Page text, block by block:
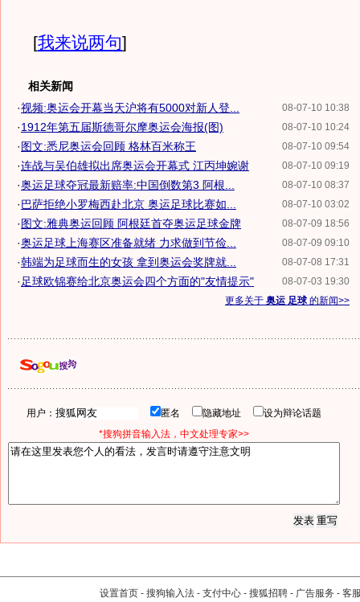
[我来说两句]
相关新闻
08-07-10 10:38
·视频:奥运会开幕当天沪将有5000对新人登...
08-07-10 10:24
·1912年第五届斯德哥尔摩奥运会海报(图)
08-07-10 09:54
·图文:悉尼奥运会回顾 格林百米称王
08-07-10 09:19
·连战与吴伯雄拟出席奥运会开幕式 江丙坤婉谢
08-07-10 08:37
·奥运足球夺冠最新赔率:中国倒数第3 阿根...
08-07-10 03:02
·巴萨拒绝小罗梅西赴北京 奥运足球比赛如...
08-07-09 18:56
·图文:雅典奥运回顾 阿根廷首夺奥运足球金牌
08-07-09 09:10
·奥运足球上海赛区准备就绪 力求做到节俭...
08-07-08 17:31
·韩端为足球而生的女孩 拿到奥运会奖牌就...
08-07-03 19:30
· 足球欧锦赛给北京奥运会四个方面的"友情提示"
更多关于 奥运 足球的新闻>>
用户： 匿名 隐藏地址
设为辩论话题
*搜狗拼音输入法，中文处理专家>>
设置首页 - 搜狗输入法 - 支付中心 - 搜狐招聘 - 广告服务 - 客